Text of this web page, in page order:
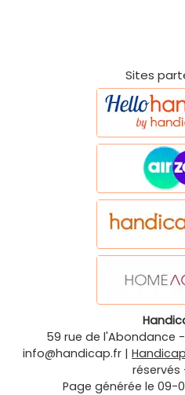
Sites
59 rue de l'Abondance -
info@handicap.fr |
réservés
Page générée le 09-